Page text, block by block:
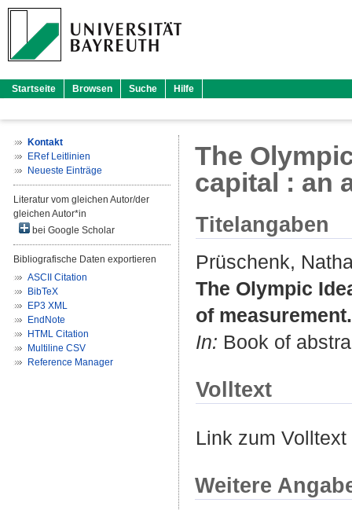
Startseite Browsen Suche Hilfe
Kontakt
ERef Leitlinien
Neueste Einträge
Literatur vom gleichen Autor/der
gleichen Autor*in
bei Google Scholar
Bibliografische Daten exportieren
ASCII Citation
BibTeX
EP3 XML
EndNote
HTML Citation
Multiline CSV
Reference Manager
The
capital : an
Titelangaben
Prüschenk,
The Olympic
of measurement.
In: Book of
Volltext
Link zum
Weitere